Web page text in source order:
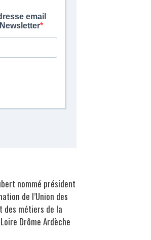
nommé président
de l’Union des
des métiers de la
Drôme Ardèche